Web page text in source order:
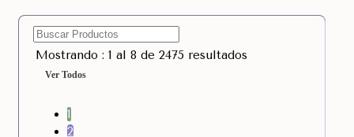
Mostrando : 1 al 8 de 2475 resultados
Ver Todos
1
2